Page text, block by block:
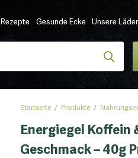
Rezepte Gesunde Ecke Unsere
Startseite Produkte
Energiegel
Geschmack – 40g